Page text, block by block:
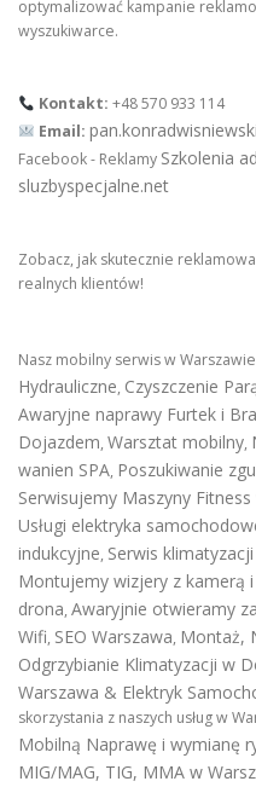
optymalizować kampanie
wyszukiwarce.
Kontakt: +48 570 933 114
Email:
Facebook - Reklamy Szkolenia
sluzbyspecjalne.net
Zobacz, jak skutecznie
realnych klientów!
Nasz mobilny serwis w
Hydrauliczne, Czyszczenie
Awaryjne naprawy Furtek i
Dojazdem, Warsztat mobilny,
wanien SPA, Poszukiwanie
Serwisujemy Maszyny
Usługi elektryka
indukcyjne, Serwis
Montujemy wizjery z kamerą
drona, Awaryjnie otwieramy
Wifi, SEO Warszawa, Montaż,
Odgrzybianie Klimatyzacji w
Warszawa & Elektryk
skorzystania z naszych usług w
Mobilną Naprawę i wymianę
MIG/MAG, TIG, MMA w